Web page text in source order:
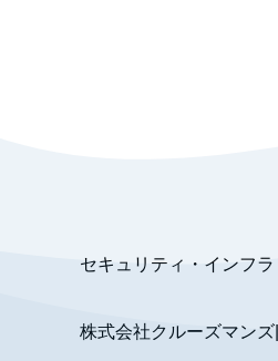
セキュリティ・インフラ
株式会社クルーズマンズ